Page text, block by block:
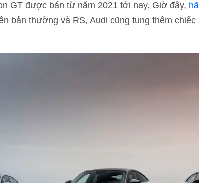
GT được bán từ năm 2021 tới nay. Giờ đây,
bản thường và RS, Audi cũng tung thêm